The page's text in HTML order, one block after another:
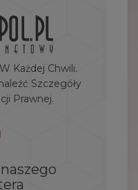
Każdej Chwili.
Szczegóły
Prawnej.